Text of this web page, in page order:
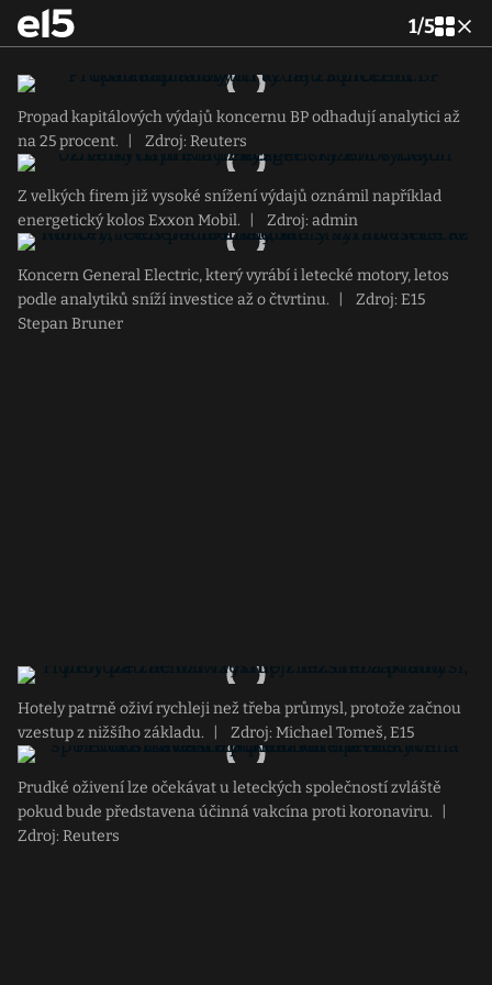
1/5
Propad kapitálových výdajů koncernu BP odhadují analytici až
na 25 procent.
Zdroj: Reuters
Z velkých firem již vysoké snížení výdajů oznámil například
energetický kolos Exxon Mobil.
Zdroj: admin
Koncern General Electric, který vyrábí i letecké motory, letos
podle analytiků sníží investice až o čtvrtinu.
Zdroj: E15
Stepan Bruner
Hotely patrně oživí rychleji než třeba průmysl, protože začnou
vzestup z nižšího základu.
Zdroj: Michael Tomeš, E15
Prudké oživení lze očekávat u leteckých společností zvláště
pokud bude představena účinná vakcína proti koronaviru.
Zdroj: Reuters